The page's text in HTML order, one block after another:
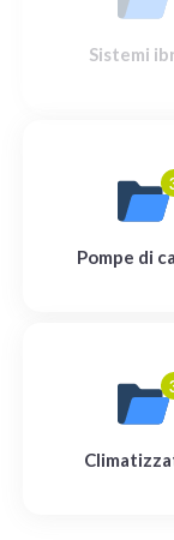
Sistemi
Pompe di